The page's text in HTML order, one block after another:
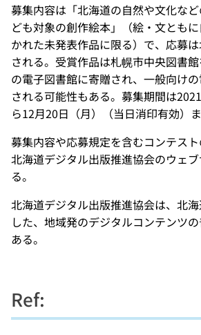
募集内容は「北海道の自然や文化な
ども対象の創作絵本」（絵・文とも
かれた未発表作品に限る）で、応募
される。受賞作品は札幌市中央図書
の電子図書館に寄贈され、一般向け
される可能性もある。募集期間は
ら12月20日（月）（当日消印有効）
募集内容や応募規定を含むコンテスト
北海道デジタル出版推進協会のウェ
る。
北海道デジタル出版推進協会は、北
した、地域発のデジタルコンテンツ
ある。
Ref: